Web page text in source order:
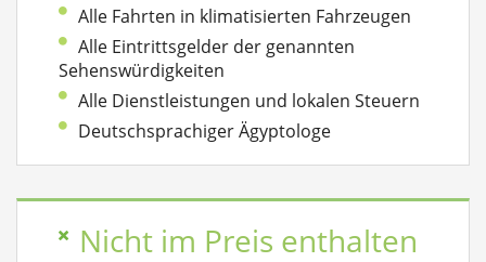
Alle Fahrten in klimatisierten Fahrzeugen
Alle Eintrittsgelder der genannten
Sehenswürdigkeiten
Alle Dienstleistungen und lokalen Steuern
Deutschsprachiger Ägyptologe
Nicht im Preis enthalten